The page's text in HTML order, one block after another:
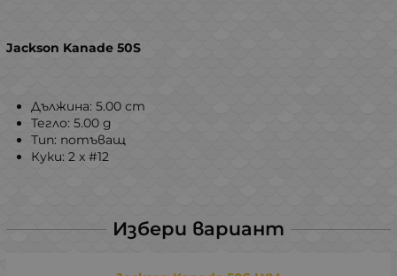
Jackson Kanade 50S
Дължина: 5.00 сm
Тегло: 5.00 g
Тип: потъващ
Куки: 2 x #12
Избери вариант